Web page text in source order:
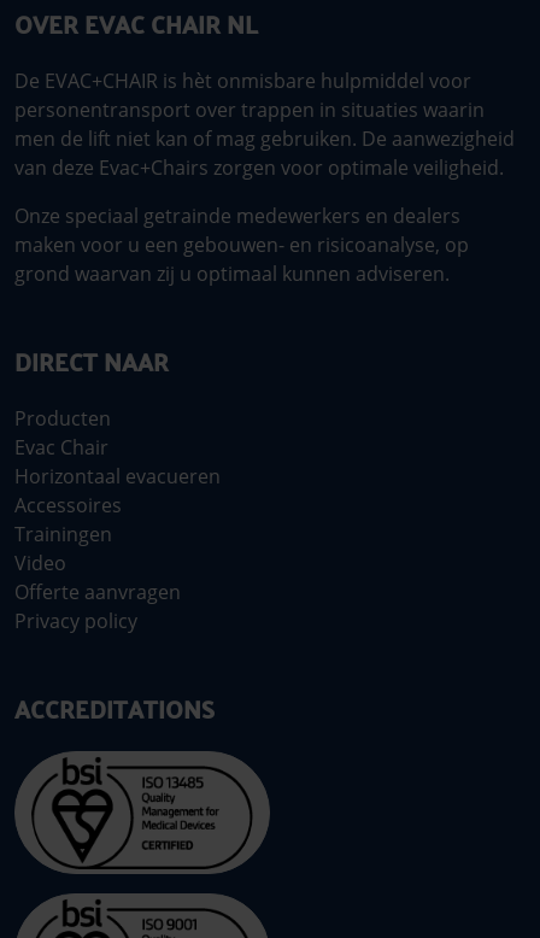
OVER EVAC CHAIR NL
De EVAC+CHAIR is hèt onmisbare hulpmiddel voor
personentransport over trappen in situaties waarin
men de lift niet kan of mag gebruiken. De aanwezigheid
van deze Evac+Chairs zorgen voor optimale veiligheid.
Onze speciaal getrainde medewerkers en dealers
maken voor u een gebouwen- en risicoanalyse, op
grond waarvan zij u optimaal kunnen adviseren.
DIRECT NAAR
Producten
Evac Chair
Horizontaal evacueren
Accessoires
Trainingen
Video
Offerte aanvragen
Privacy policy
ACCREDITATIONS